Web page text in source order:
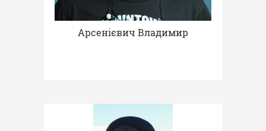
Арсенієвич Владимир